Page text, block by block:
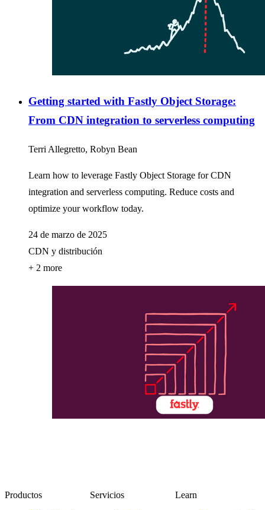
Getting started with Fastly Object Storage:
From CDN integration to serverless computing
Terri Allegretto, Robyn Bean
Learn how to leverage Fastly Object Storage for CDN
integration and serverless computing. Reduce costs and
optimize your workflow today.
24 de marzo de 2025
CDN y distribución
+ 2 more
Productos Servicios Learn